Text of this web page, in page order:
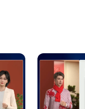
村振兴的报道、大国
里回答。 第一问：
来越陌生？第三问
惯。 任务二：坚持一